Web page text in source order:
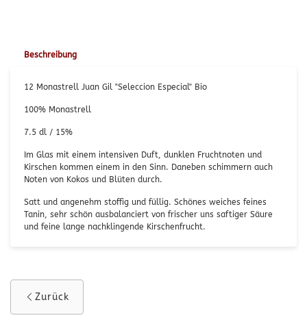
Beschreibung
12 Monastrell Juan Gil "Seleccion Especial" Bio
100% Monastrell
7.5 dl / 15%
Im Glas mit einem intensiven Duft, dunklen Fruchtnoten und
Kirschen kommen einem in den Sinn. Daneben schimmern auch
Noten von Kokos und Blüten durch.
Satt und angenehm stoffig und füllig. Schönes weiches feines
Tanin, sehr schön ausbalanciert von frischer uns saftiger Säure
und feine lange nachklingende Kirschenfrucht.
Zurück